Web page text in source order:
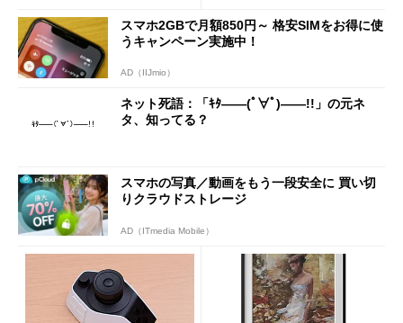
スマホ2GBで月額850円～ 格安SIMをお得に使
うキャンペーン実施中！
AD（IIJmio）
ネット死語：「ｷﾀ――(ﾟ∀ﾟ)――!!」の元ネ
タ、知ってる？
スマホの写真／動画をもう一段安全に 買い切
りクラウドストレージ
AD（ITmedia Mobile）